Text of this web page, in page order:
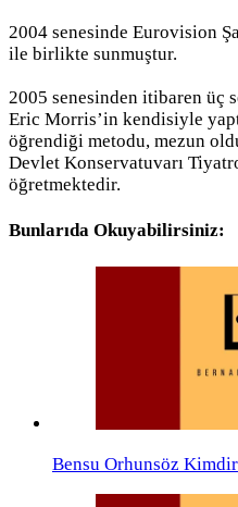
2004 senesinde Eurovision
ile birlikte sunmuştur.
2005 senesinden itibaren üç
Eric Morris’in kendisiyle
öğrendiği metodu, mezun
Devlet Konservatuvarı
öğretmektedir.
Bunlarıda Okuyabilirsiniz:
Bensu Orhunsöz Kimdir